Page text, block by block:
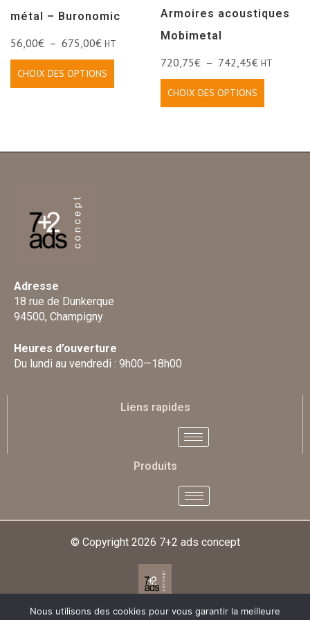
métal – Buronomic
56,00€ – 675,00€ HT
CHOIX DES OPTIONS
Armoires acoustiques
Mobimetal
720,75€ – 742,45€ HT
CHOIX DES OPTIONS
Adresse
18 rue de Dunkerque
94500, Champigny
Heures d’ouverture
Du lundi au vendredi : 9h00—18h00
Liens rapides
Produits
© Copyright 2026 7+2 ads concept
Nous utilisons des cookies pour vous garantir la meilleure